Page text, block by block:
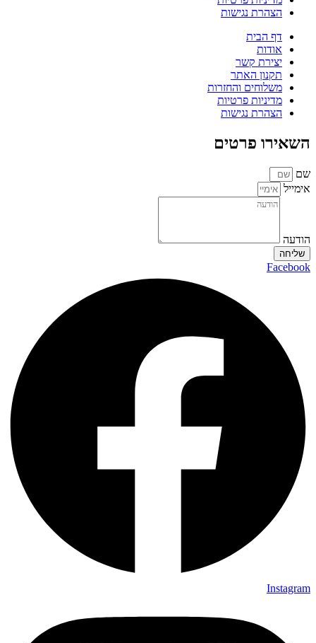
הצהרת נגישות
דף הבית
אודות
יצירת קשר
תקנון האתר
משלוחים והחזרות
מדיניות פרטיות
הצהרת נגישות
השאירו פרטים
שם
אימייל
הודעה
שליחה
Facebook
Instagram